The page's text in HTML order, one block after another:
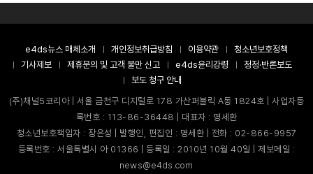
e4ds뉴스 매체소개 개인정보취급방침 이용약관
청소년보호정책
기사제보
제휴문의 및 고객 불만 신고 e4ds윤리강령
정정·반론보도
보도 청구 안내
(주)채널5코리아 | 서울 금천구 디지털로 178 가산퍼블릭 A동 1824호 | 사업자등
록번호 : 113-86-36448 | 대표자 : 명세환
청소년보호책임자 : 장은성 | 발행인, 편집인 : 명세환 | 전화 : 02-866-9957
등록번호 : 서울특별시 아 01366 | 등록일 : 2010년 10월 40일 | 제보메일 :
news@e4ds.com